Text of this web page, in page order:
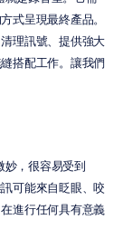
式呈現最終產品。
理訊號、提供強大
搭配工作。讓我們
妙，很容易受到
可能來自眨眼、咬
進行任何具有意義